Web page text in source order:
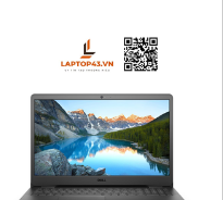
Giá 500.000đ